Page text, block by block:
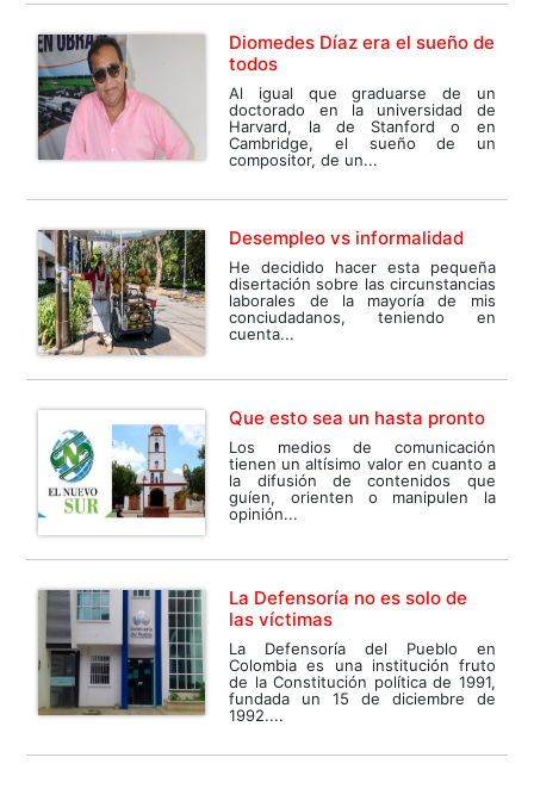
Diomedes Díaz era el sueño de
todos
Al igual que graduarse de un
doctorado en la universidad de
Harvard, la de Stanford o en
Cambridge, el sueño de un
compositor, de un...
Desempleo vs informalidad
He decidido hacer esta pequeña
disertación sobre las circunstancias
laborales de la mayoría de mis
conciudadanos, teniendo en
cuenta...
Que esto sea un hasta pronto
Los medios de comunicación
tienen un altísimo valor en cuanto a
la difusión de contenidos que
guíen, orienten o manipulen la
opinión...
La Defensoría no es solo de
las víctimas
La Defensoría del Pueblo en
Colombia es una institución fruto
de la Constitución política de 1991,
fundada un 15 de diciembre de
1992....